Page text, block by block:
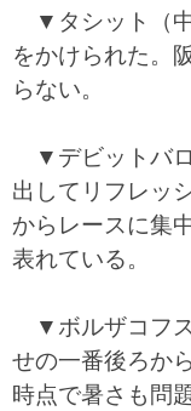
▼タシット（中
をかけられた。
らない。
▼デビットバロ
出してリフレッ
からレースに集
表れている。
▼ボルザコフス
せの一番後ろか
時点で暑さも問